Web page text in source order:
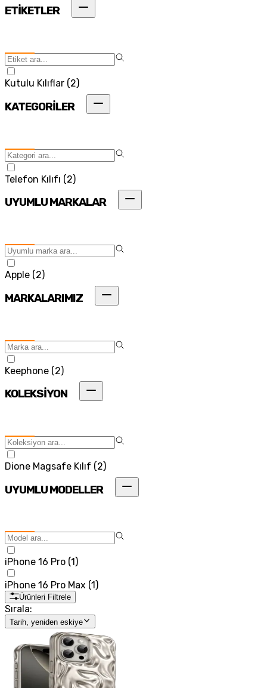
ETİKETLER
Kutulu Kılıflar (2)
KATEGORİLER
Telefon Kılıfı (2)
UYUMLU MARKALAR
Apple (2)
MARKALARIMIZ
Keephone (2)
KOLEKSİYON
Dione Magsafe Kılıf (2)
UYUMLU MODELLER
iPhone 16 Pro (1 )
iPhone 16 Pro Max (1 )
Ürünleri Filtrele
Sırala:
Tarih, yeniden eskiye